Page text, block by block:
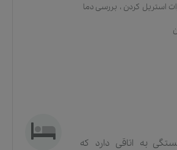
استریل کردن ، بررسی دما
به اتاقی دارد که